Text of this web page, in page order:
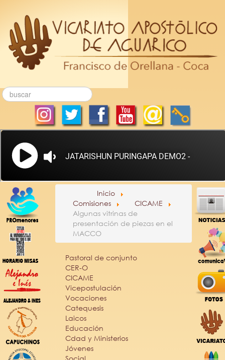
Inicio
Comisiones
CICAME
Algunas vitrinas de
presentación de piezas en el
MACCO
Pastoral de conjunto
CER-O
CICAME
Vicepostulación
Vocaciones
Catequesis
Laicos
Educación
Cdad y Ministerios
Jóvenes
Social